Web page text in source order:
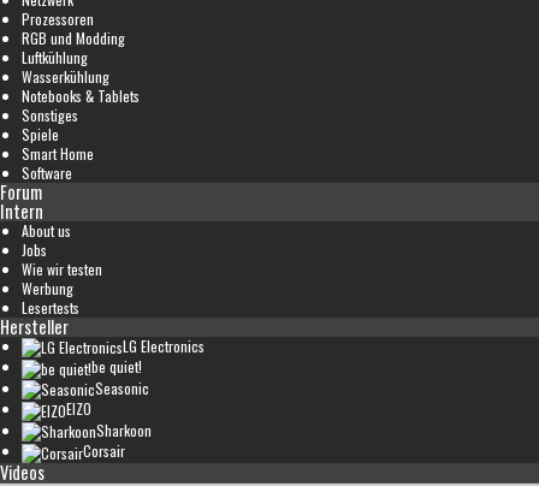
Prozessoren
RGB und Modding
Luftkühlung
Wasserkühlung
Notebooks & Tablets
Sonstiges
Spiele
Smart Home
Software
Forum
Intern
About us
Jobs
Wie wir testen
Werbung
Lesertests
Hersteller
LG Electronics
be quiet!
Seasonic
EIZO
Sharkoon
Corsair
Videos